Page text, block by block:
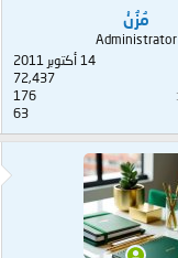
مُزُنْ
Administrator
14 أكتوبر 2011
72,437
176
63